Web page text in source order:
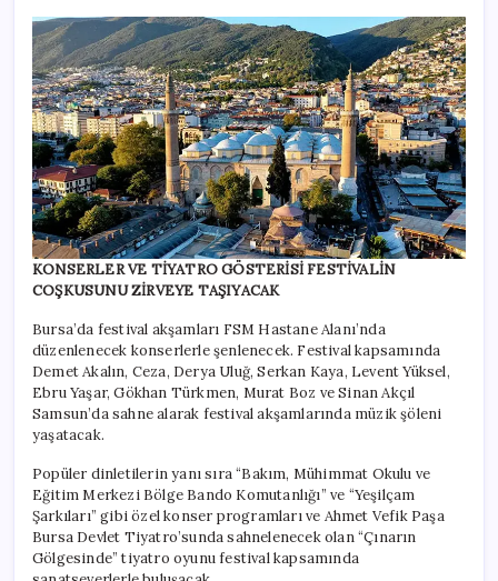
KONSERLER VE TİYATRO GÖSTERİSİ FESTİVALİN
COŞKUSUNU ZİRVEYE TAŞIYACAK
Bursa’da festival akşamları FSM Hastane Alanı’nda
düzenlenecek konserlerle şenlenecek. Festival kapsamında
Demet Akalın, Ceza, Derya Uluğ, Serkan Kaya, Levent Yüksel,
Ebru Yaşar, Gökhan Türkmen, Murat Boz ve Sinan Akçıl
Samsun’da sahne alarak festival akşamlarında müzik şöleni
yaşatacak.
Popüler dinletilerin yanı sıra “Bakım, Mühimmat Okulu ve
Eğitim Merkezi Bölge Bando Komutanlığı” ve “Yeşilçam
Şarkıları” gibi özel konser programları ve Ahmet Vefik Paşa
Bursa Devlet Tiyatro’sunda sahnelenecek olan “Çınarın
Gölgesinde” tiyatro oyunu festival kapsamında